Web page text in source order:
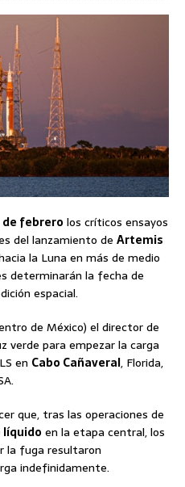
de febrero los críticos ensayos
del lanzamiento de Artemis
la Luna en más de medio
determinarán la fecha de
espacial.
de México) el director de
verde para empezar la carga
en Cabo Cañaveral, Florida,
que, tras las operaciones de
líquido en la etapa central, los
la fuga resultaron
indefinidamente.